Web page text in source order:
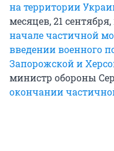
на территории
месяцев, 21
начале частичной
введении военного
Запорожской и
министр обороны
окончании